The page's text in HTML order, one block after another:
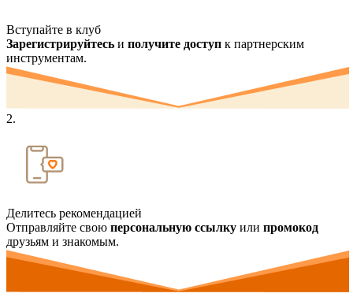
Вступайте в клуб
Зарегистрируйтесь и получите доступ к партнерским
инструментам.
2.
Делитесь рекомендацией
Отправляйте свою персональную ссылку или промокод
друзьям и знакомым.